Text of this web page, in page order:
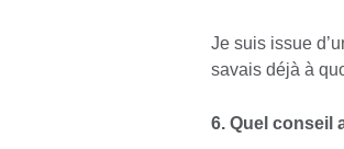
Je suis issue
savais déjà à
6. Quel conseil